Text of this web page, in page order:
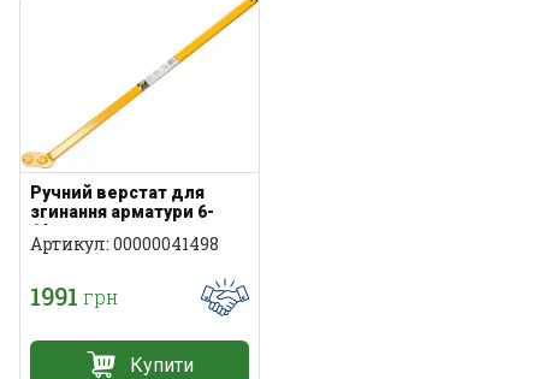
Ручний верстат для
згинання арматури 6-
14мм
Артикул: 00000041498
1991 грн
Купити